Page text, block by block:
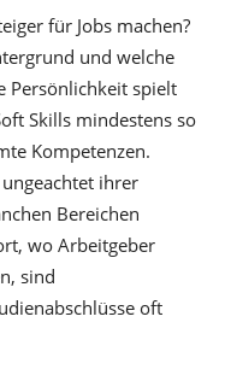
für Jobs machen?
und welche
Persönlichkeit spielt
Skills mindestens so
Kompetenzen.
ihrer
Bereichen
wo Arbeitgeber
sind
oft